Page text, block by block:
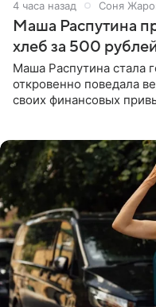
4 часа назад Соня
Маша Распутина
хлеб за 500
Маша Распутина стала
откровенно поведала
своих финансовых